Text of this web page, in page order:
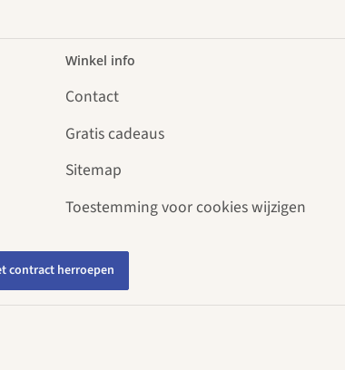
Winkel info
Contact
Gratis cadeaus
Sitemap
Toestemming voor cookies wijzigen
contract herroepen